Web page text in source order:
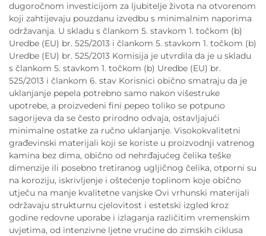
dugoročnom investicijom za ljubitelje života na otvorenom
koji zahtijevaju pouzdanu izvedbu s minimalnim naporima
održavanja. U skladu s člankom 5. stavkom 1. točkom (b)
Uredbe (EU) br. 525/2013 i člankom 5. stavkom 1. točkom (b)
Uredbe (EU) br. 525/2013 Komisija je utvrdila da je u skladu
s člankom 5. stavkom 1. točkom (b) Uredbe (EU) br.
525/2013 i člankom 6. stav Korisnici obično smatraju da je
uklanjanje pepela potrebno samo nakon višestruke
upotrebe, a proizvedeni fini pepeo toliko se potpuno
sagorijeva da se često prirodno odvaja, ostavljajući
minimalne ostatke za ručno uklanjanje. Visokokvalitetni
građevinski materijali koji se koriste u proizvodnji vatrenog
kamina bez dima, obično od nehrđajućeg čelika teške
dimenzije ili posebno tretiranog ugljičnog čelika, otporni su
na koroziju, iskrivljenje i oštećenje toplinom koje obično
utječu na manje kvalitetne vanjske Ovi vrhunski materijali
održavaju strukturnu cjelovitost i estetski izgled kroz
godine redovne uporabe i izlaganja različitim vremenskim
uvjetima, od intenzivne ljetne vrućine do zimskih ciklusa